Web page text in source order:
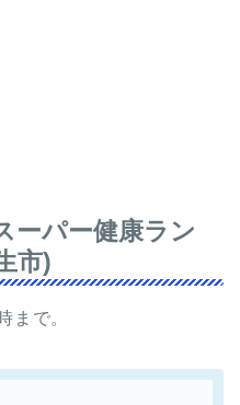
ーパー健康ラン
市)
まで。